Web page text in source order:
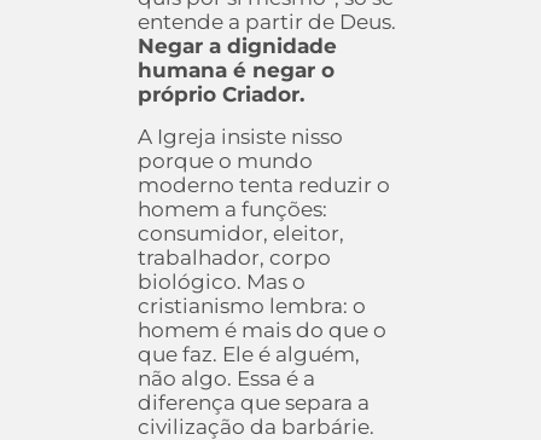
entende a partir de Deus.
Negar a dignidade
humana é negar o
próprio Criador.
A Igreja insiste nisso
porque o mundo
moderno tenta reduzir o
homem a funções:
consumidor, eleitor,
trabalhador, corpo
biológico. Mas o
cristianismo lembra: o
homem é mais do que o
que faz. Ele é alguém,
não algo. Essa é a
diferença que separa a
civilização da barbárie.